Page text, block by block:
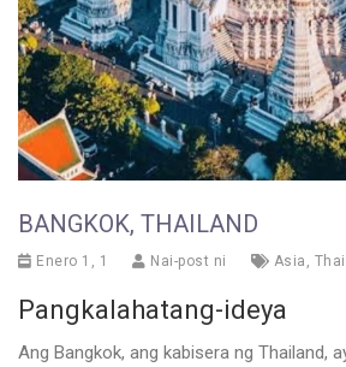
BANGKOK, THAILAND
Enero 1, 1 Nai-post ni Asia ,
Pangkalahatang-ideya
Ang Bangkok, ang kabisera ng Thailand,